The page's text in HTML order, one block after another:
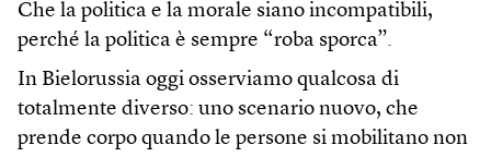
Che la politica e la morale siano incompatibili,
perché la politica è sempre “roba sporca”.
In Bielorussia oggi osserviamo qualcosa di
totalmente diverso: uno scenario nuovo, che
prende corpo quando le persone si mobilitano non